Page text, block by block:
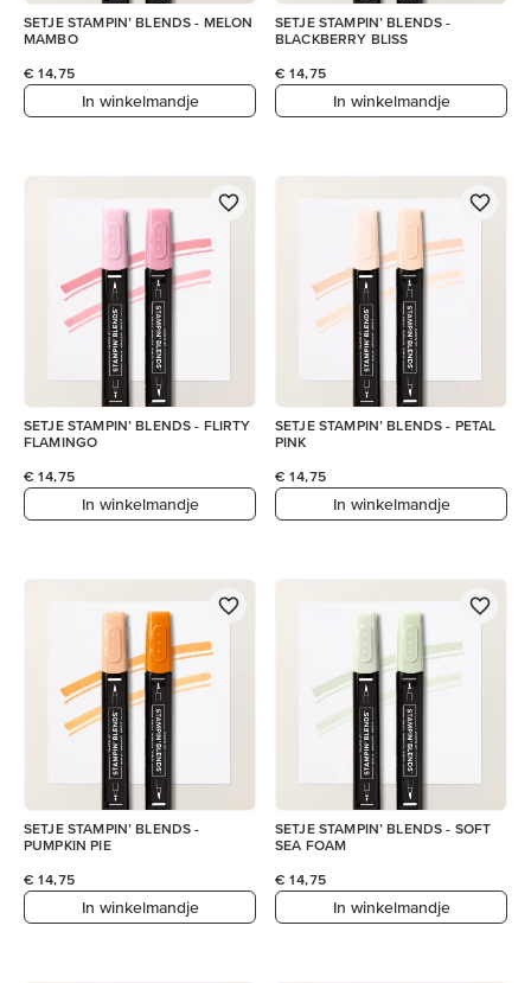
SETJE STAMPIN’ BLENDS - MELON
MAMBO
€ 14,75
In winkelmandje
SETJE STAMPIN’ BLENDS -
BLACKBERRY BLISS
€ 14,75
In winkelmandje
SETJE STAMPIN’ BLENDS - FLIRTY
FLAMINGO
€ 14,75
In winkelmandje
SETJE STAMPIN’ BLENDS - PETAL
PINK
€ 14,75
In winkelmandje
SETJE STAMPIN’ BLENDS -
PUMPKIN PIE
€ 14,75
In winkelmandje
SETJE STAMPIN’ BLENDS - SOFT
SEA FOAM
€ 14,75
In winkelmandje